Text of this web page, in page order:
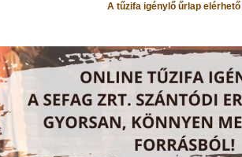
főoldal társaság hírek
Idén is megfutottuk! - PTE Rókaűzők
2021. október 26., Kedd
Hosszú évek óta vesz részt a SEFAG Zrt.
kategóriájában 2. helyezést értünk el!
A tűzifa igénylő űrlap elérhető